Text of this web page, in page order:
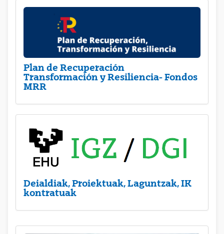
Plan de Recuperación
Transformación y Resiliencia- Fondos
MRR
Deialdiak, Proiektuak, Laguntzak, IK
kontratuak